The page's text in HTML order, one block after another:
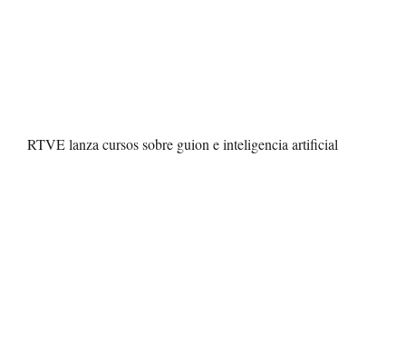
RTVE lanza cursos sobre guion e inteligencia artificial